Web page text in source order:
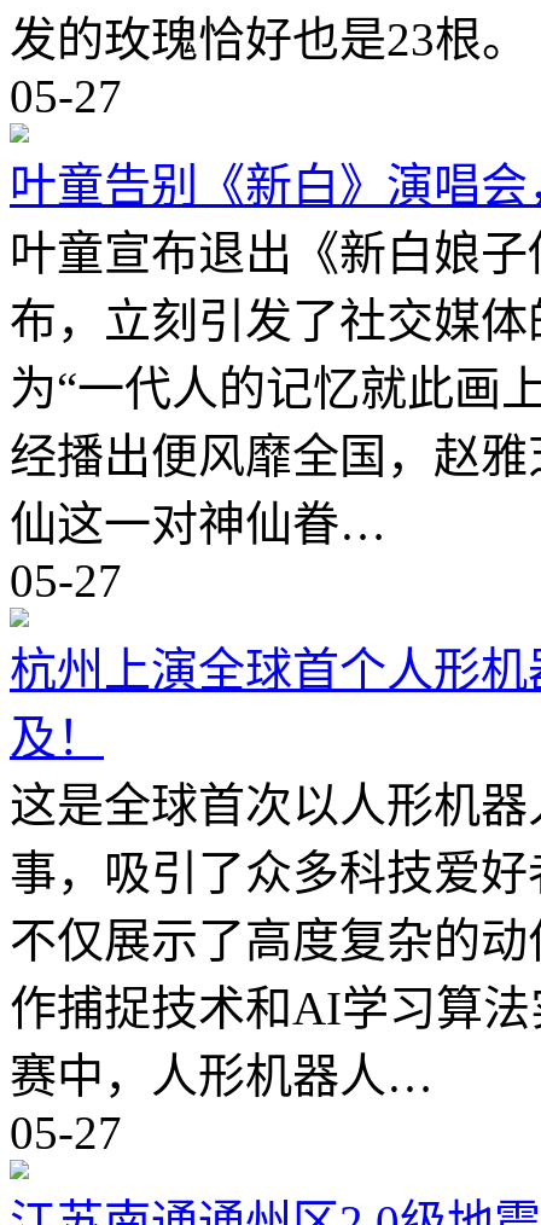
发的玫瑰恰好也是23根
05-27
叶童告别《新白》演唱
叶童宣布退出《新白娘
布，立刻引发了社交媒
为“一代人的记忆就此画
经播出便风靡全国，赵
仙这一对神仙眷…
05-27
杭州上演全球首个人形
及！
这是全球首次以人形机
事，吸引了众多科技爱
不仅展示了高度复杂的
作捕捉技术和AI学习算
赛中，人形机器人…
05-27